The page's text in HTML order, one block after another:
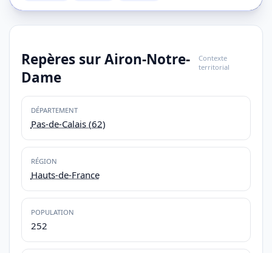
Repères sur Airon-Notre-
Dame
Contexte
territorial
DÉPARTEMENT
Pas-de-Calais (62)
RÉGION
Hauts-de-France
POPULATION
252